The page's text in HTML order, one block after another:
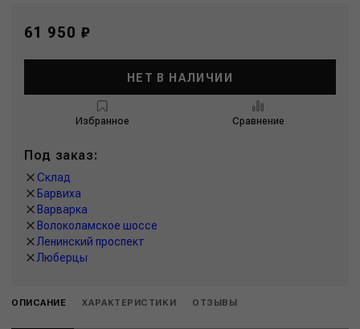
61 950 ₽
НЕТ В НАЛИЧИИ
Избранное Сравнение
Под заказ:
Склад
Барвиха
Варварка
Волоколамское шоссе
Ленинский проспект
Люберцы
ОПИСАНИЕ ХАРАКТЕРИСТИКИ ОТЗЫВЫ